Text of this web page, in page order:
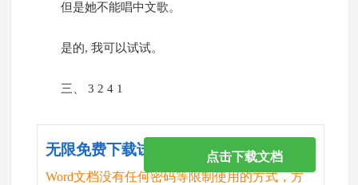
但是她不能唱中文歌。
是的, 我可以试试。
三、 3 2 4 1
无限免费下载试卷
Word文档没有任何密码等限制使用的方式，方
点击下载文档